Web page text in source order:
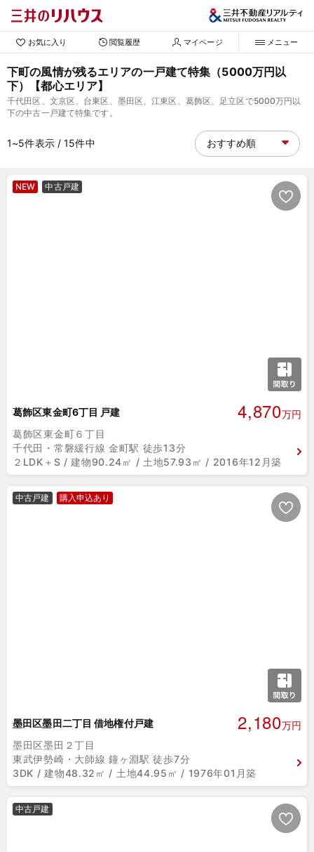
お気に入り 閲覧履歴 マイページ メニュー
下町の風情が残るエリアの一戸建て特集（5000万円以
下）【都心エリア】
千代田区、文京区、台東区、墨田区、江東区、葛飾区、足立区で5000万円以
下の中古一戸建て特集です。
1~5件表示/ 15件中
NEW 中古戸建
葛飾区東金町6丁目 戸建 4,870万円
葛飾区東金町６丁目
千代田・常磐緩行線 金町駅 徒歩13分
２LDK＋S / 建物90.24㎡ / 土地57.93㎡ / 2016年12月築
中古戸建 購入申込あり
墨田区墨田二丁目 借地権付戸建 2,180万円
墨田区墨田２丁目
東武伊勢崎・大師線 鐘ヶ淵駅 徒歩7分
3DK / 建物48.32㎡ / 土地44.95㎡ / 1976年01月築
中古戸建